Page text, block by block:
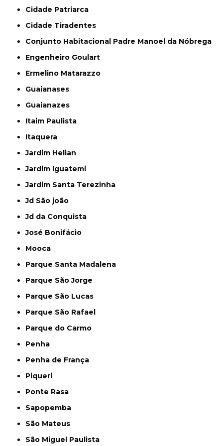
Cidade Patriarca
Cidade Tiradentes
Conjunto Habitacional Padre Manoel da Nóbrega
Engenheiro Goulart
Ermelino Matarazzo
Guaianases
Guaianazes
Itaim Paulista
Itaquera
Jardim Helian
Jardim Iguatemi
Jardim Santa Terezinha
Jd São joão
Jd da Conquista
José Bonifácio
Mooca
Parque Santa Madalena
Parque São Jorge
Parque São Lucas
Parque São Rafael
Parque do Carmo
Penha
Penha de França
Piqueri
Ponte Rasa
Sapopemba
São Mateus
São Miguel Paulista